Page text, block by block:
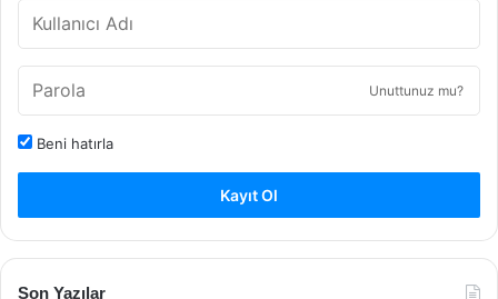
Unuttunuz mu?
Beni hatırla
Kayıt Ol
Son Yazılar